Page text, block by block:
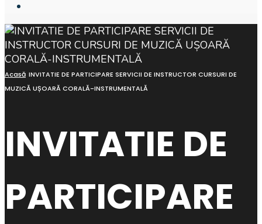
Search
Window
Acasă INVITATIE DE PARTICIPARE SERVICII DE INSTRUCTOR CURSURI DE
MUZICĂ UȘOARĂ CORALĂ-INSTRUMENTALĂ
INVITATIE DE
PARTICIPARE